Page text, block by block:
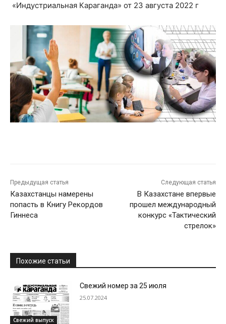
«Индустриальная Караганда» от 23 августа 2022 г
Предыдущая статья
Казахстанцы намерены
попасть в Книгу Рекордов
Гиннеса
Следующая статья
В Казахстане впервые
прошел международный
конкурс «Тактический
стрелок»
Похожие статьи
Свежий выпуск
Свежий номер за 25 июля
25.07.2024